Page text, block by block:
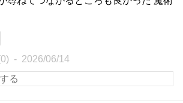
2026/06/14